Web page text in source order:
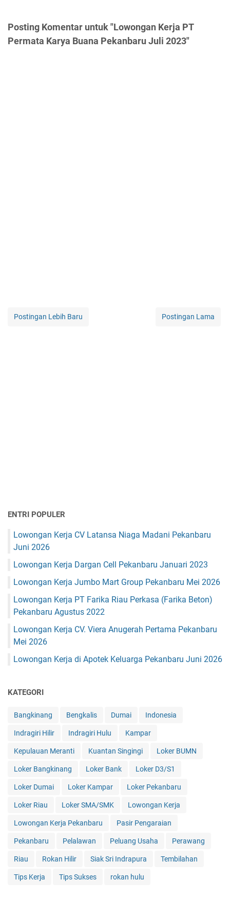
Posting Komentar untuk "Lowongan Kerja PT
Permata Karya Buana Pekanbaru Juli 2023"
Postingan Lebih Baru Postingan Lama
ENTRI POPULER
Lowongan Kerja CV Latansa Niaga Madani Pekanbaru
Juni 2026
Lowongan Kerja Dargan Cell Pekanbaru Januari 2023
Lowongan Kerja Jumbo Mart Group Pekanbaru Mei 2026
Lowongan Kerja PT Farika Riau Perkasa (Farika Beton)
Pekanbaru Agustus 2022
Lowongan Kerja CV. Viera Anugerah Pertama Pekanbaru
Mei 2026
Lowongan Kerja di Apotek Keluarga Pekanbaru Juni 2026
KATEGORI
Bangkinang Bengkalis Dumai Indonesia
Indragiri Hilir Indragiri Hulu Kampar
Kepulauan Meranti Kuantan Singingi Loker BUMN
Loker Bangkinang Loker Bank Loker D3/S1
Loker Dumai Loker Kampar Loker Pekanbaru
Loker Riau Loker SMA/SMK Lowongan Kerja
Lowongan Kerja Pekanbaru Pasir Pengaraian
Pekanbaru Pelalawan Peluang Usaha Perawang
Riau Rokan Hilir Siak Sri Indrapura Tembilahan
Tips Kerja Tips Sukses rokan hulu